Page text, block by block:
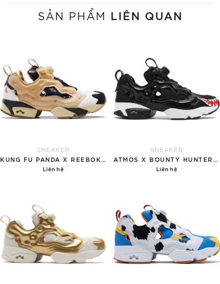
SẢN PHẨM LIÊN QUAN
SNEAKER
KUNG FU PANDA X REEBOK INSTAPUMP FURY 'PO'
Liên hệ
SNEAKER
ATMOS X BOUNTY HUNTER X REEBOK INSTAPUMP FURY OG 'SAMERU KUN'
Liên hệ